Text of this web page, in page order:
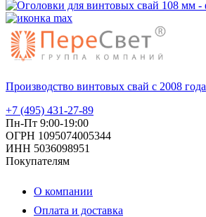
Производство винтовых свай с 2008 года
+7 (495) 431-27-89
Пн-Пт 9:00-19:00
ОГРН 1095074005344
ИНН 5036098951
Покупателям
О компании
Оплата и доставка